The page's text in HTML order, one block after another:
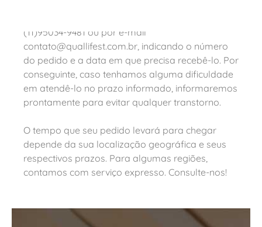
(11)95034-9481 ou por e-mail
contato@quallifest.com.br, indicando o número
do pedido e a data em que precisa recebê-lo. Por
conseguinte, caso tenhamos alguma dificuldade
em atendê-lo no prazo informado, informaremos
prontamente para evitar qualquer transtorno.
O tempo que seu pedido levará para chegar
depende da sua localização geográfica e seus
respectivos prazos. Para algumas regiões,
contamos com serviço expresso. Consulte-nos!